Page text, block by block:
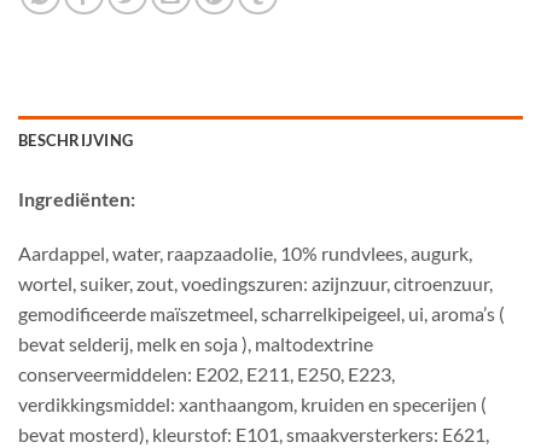
BESCHRIJVING
Ingrediënten:
Aardappel, water, raapzaadolie, 10% rundvlees, augurk,
wortel, suiker, zout, voedingszuren: azijnzuur, citroenzuur,
gemodificeerde maïszetmeel, scharrelkipeigeel, ui, aroma’s (
bevat selderij, melk en soja ), maltodextrine
conserveermiddelen: E202, E211, E250, E223,
verdikkingsmiddel: xanthaangom, kruiden en specerijen (
bevat mosterd), kleurstof: E101, smaakversterkers: E621,